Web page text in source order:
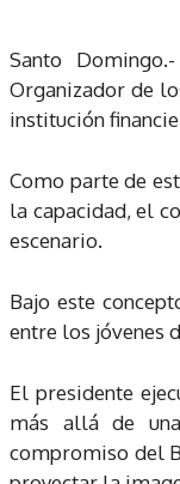
Santo
Organizador de
institución
Como parte de
la capacidad, el
escenario.
Bajo este
entre los jóvenes
El presidente
más allá de
compromiso del